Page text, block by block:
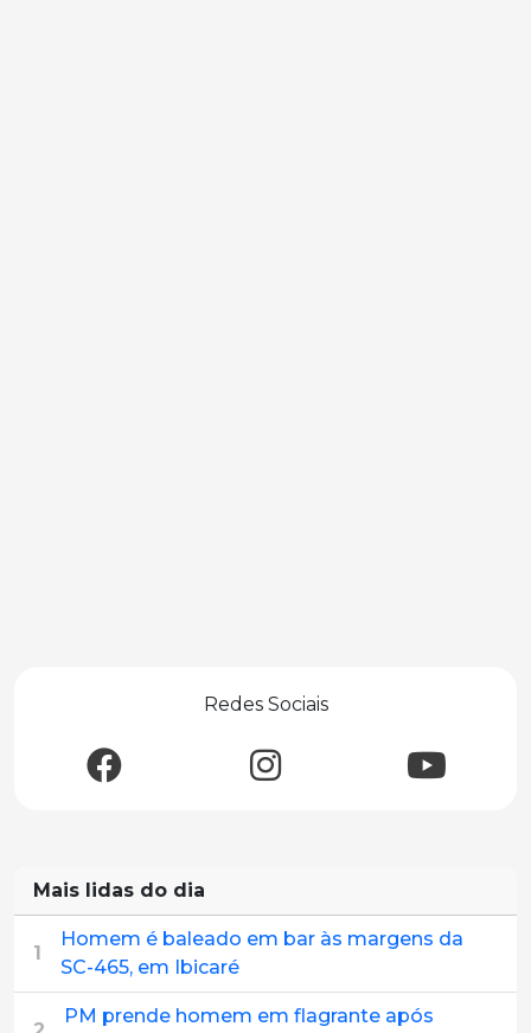
Redes Sociais
Mais lidas do dia
1
Homem é baleado em bar às margens da
SC-465, em Ibicaré
PM prende homem em flagrante após